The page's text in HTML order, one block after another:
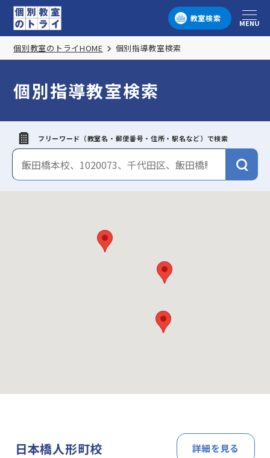
教室検索
メニュー
MENU
個別教室のトライHOME 個別指導教室検索
個別指導教室検索
フリーワード（教室名・郵便番号・住所・駅名など）で検索
日本橋人形町校 詳細を見る